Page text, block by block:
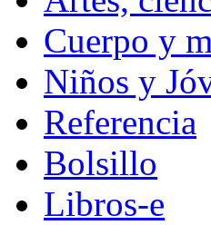
Cuerpo y
Niños y
Referencia
Bolsillo
Libros-e